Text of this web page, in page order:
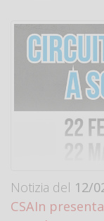
Notizia del 12/
CSAIn